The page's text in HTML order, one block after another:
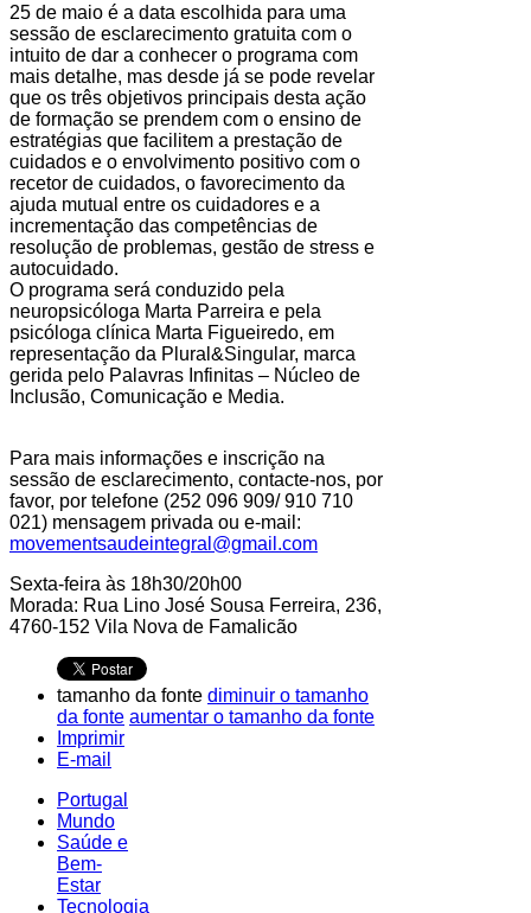
25 de maio é a data escolhida para uma
sessão de esclarecimento gratuita com o
intuito de dar a conhecer o programa com
mais detalhe, mas desde já se pode revelar
que os três objetivos principais desta ação
de formação se prendem com o ensino de
estratégias que facilitem a prestação de
cuidados e o envolvimento positivo com o
recetor de cuidados, o favorecimento da
ajuda mutual entre os cuidadores e a
incrementação das competências de
resolução de problemas, gestão de stress e
autocuidado.
O programa será conduzido pela
neuropsicóloga Marta Parreira e pela
psicóloga clínica Marta Figueiredo, em
representação da Plural&Singular, marca
gerida pelo Palavras Infinitas – Núcleo de
Inclusão, Comunicação e Media.
Para mais informações e inscrição na
sessão de esclarecimento, contacte-nos, por
favor, por telefone (252 096 909/ 910 710
021) mensagem privada ou e-mail:
movementsaudeintegral@gmail.com
Sexta-feira às 18h30/20h00
Morada: Rua Lino José Sousa Ferreira, 236,
4760-152 Vila Nova de Famalicão
tamanho da fonte diminuir o tamanho
da fonte aumentar o tamanho da fonte
Imprimir
E-mail
Portugal
Mundo
Saúde e
Bem-
Estar
Tecnologia